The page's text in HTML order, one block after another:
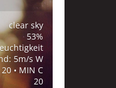
clear sky
53%
5m/s W
• MIN C
20